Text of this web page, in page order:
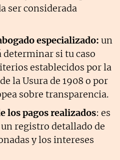
ser considerada
especializado: un
si tu caso
establecidos por la
la Usura de 1908 o por
sobre transparencia.
los pagos realizados: es
registro detallado de
y los intereses